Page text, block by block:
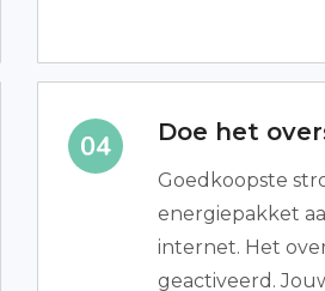
Doe het
Goedkoopste
energiepakket
internet. Het
geactiveerd.